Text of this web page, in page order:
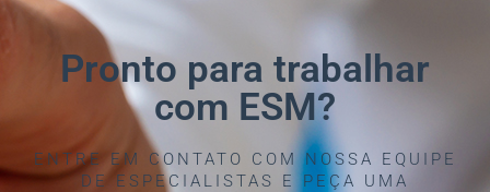
Pronto para trabalhar
com ESM?
ENTRE EM CONTATO COM NOSSA EQUIPE
DE ESPECIALISTAS E PEÇA UMA